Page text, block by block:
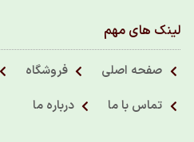
لینک های مهم
صفحه اصلی فروشگاه
تماس با ما
درباره ما